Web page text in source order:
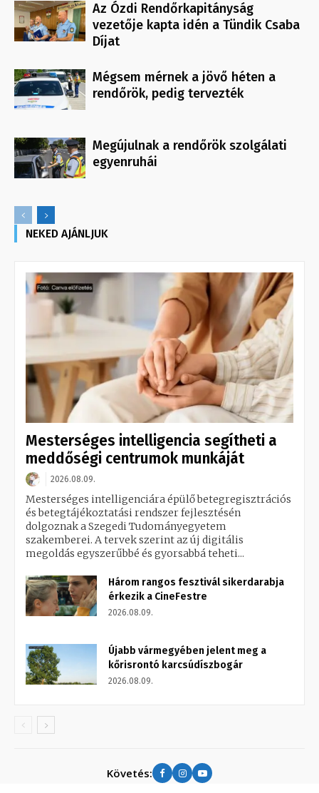
Az Ózdi Rendőrkapitányság
vezetője kapta idén a Tündik Csaba
Díjat
Mégsem mérnek a jövő héten a
rendőrök, pedig tervezték
Megújulnak a rendőrök szolgálati
egyenruhái
NEKED AJÁNLJUK
Mesterséges intelligencia segítheti a
meddőségi centrumok munkáját
2026.08.09.
Mesterséges intelligenciára épülő betegregisztrációs
és betegtájékoztatási rendszer fejlesztésén
dolgoznak a Szegedi Tudományegyetem
szakemberei. A tervek szerint az új digitális
megoldás egyszerűbbé és gyorsabbá teheti...
Három rangos fesztivál sikerdarabja
érkezik a CineFestre
2026.08.09.
Újabb vármegyében jelent meg a
kőrisrontó karcsúdíszbogár
2026.08.09.
Követés: